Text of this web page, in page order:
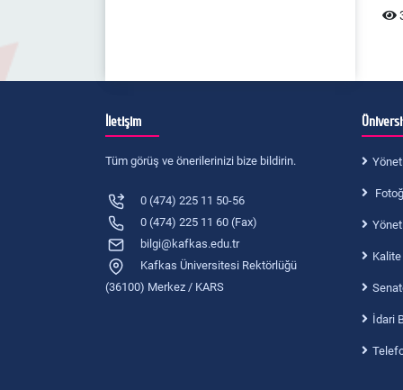
İletişim
Tüm görüş ve önerilerinizi bize bildirin.
0 (474) 225 11 50-56
0 (474) 225 11 60 (Fax)
bilgi@kafkas.edu.tr
Kafkas Üniversitesi Rektörlüğü
(36100) Merkez / KARS
İdari